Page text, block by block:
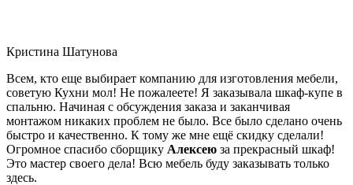
Кристина Шатунова
Всем, кто еще выбирает компанию для изготовления мебели,
советую Кухни мол! Не пожалеете! Я заказывала шкаф-купе в
спальню. Начиная с обсуждения заказа и заканчивая
монтажом никаких проблем не было. Все было сделано очень
быстро и качественно. К тому же мне ещё скидку сделали!
Огромное спасибо сборщику Алексею за прекрасный шкаф!
Это мастер своего дела! Всю мебель буду заказывать только
здесь.